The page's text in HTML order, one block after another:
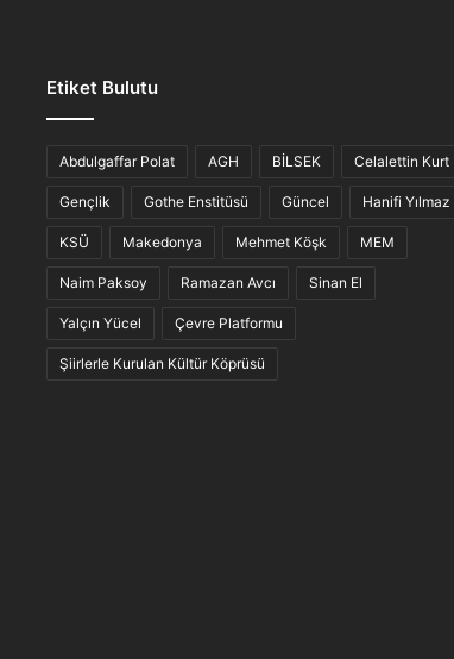
Ahvali
Türkülerinin “Anlam Ağları” Keşfedildi
Etiket Bulutu
Abdulgaffar Polat AGH BİLSEK Celalettin Kurt
Gençlik Gothe Enstitüsü Güncel Hanifi Yılmaz
KSÜ Makedonya Mehmet Köşk MEM
Naim Paksoy Ramazan Avcı Sinan El
Yalçın Yücel Çevre Platformu
Şiirlerle Kurulan Kültür Köprüsü